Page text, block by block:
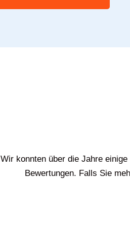
Wir konnten über die Jahre
Bewertungen. Falls Sie